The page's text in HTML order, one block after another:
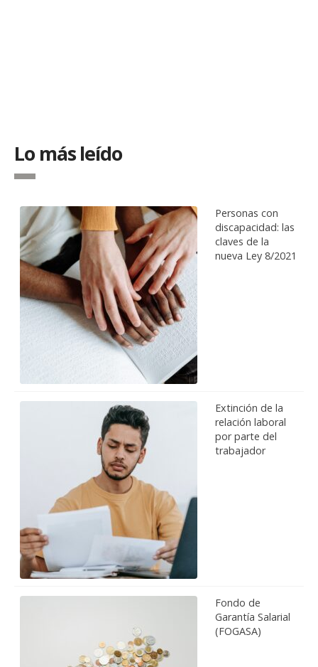
Lo más leído
Personas con
discapacidad: las
claves de la
nueva Ley 8/2021
Extinción de la
relación laboral
por parte del
trabajador
Fondo de
Garantía Salarial
(FOGASA)